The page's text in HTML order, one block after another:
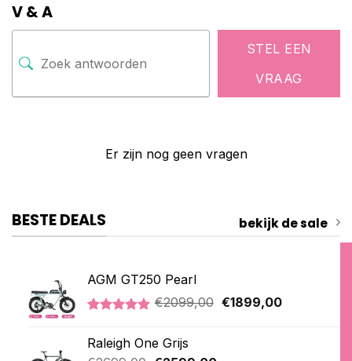
V & A
STEL EEN
VRAAG
Er zijn nog geen vragen
BESTE DEALS bekijk de sale
AGM GT250 Pearl
gebaseerd
€2099,00 Oorspronkelijke
€1899,00Huidige
Raleigh One Grijs